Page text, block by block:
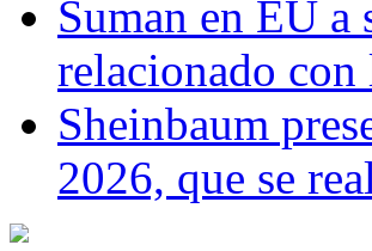
Suman en EU a
relacionado con
Sheinbaum
2026, que se